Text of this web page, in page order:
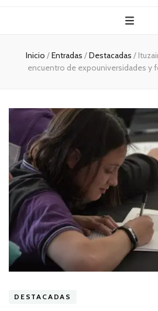
Inicio /Entradas /Destacadas /
encuentro de expouniversidades y
DESTACADAS